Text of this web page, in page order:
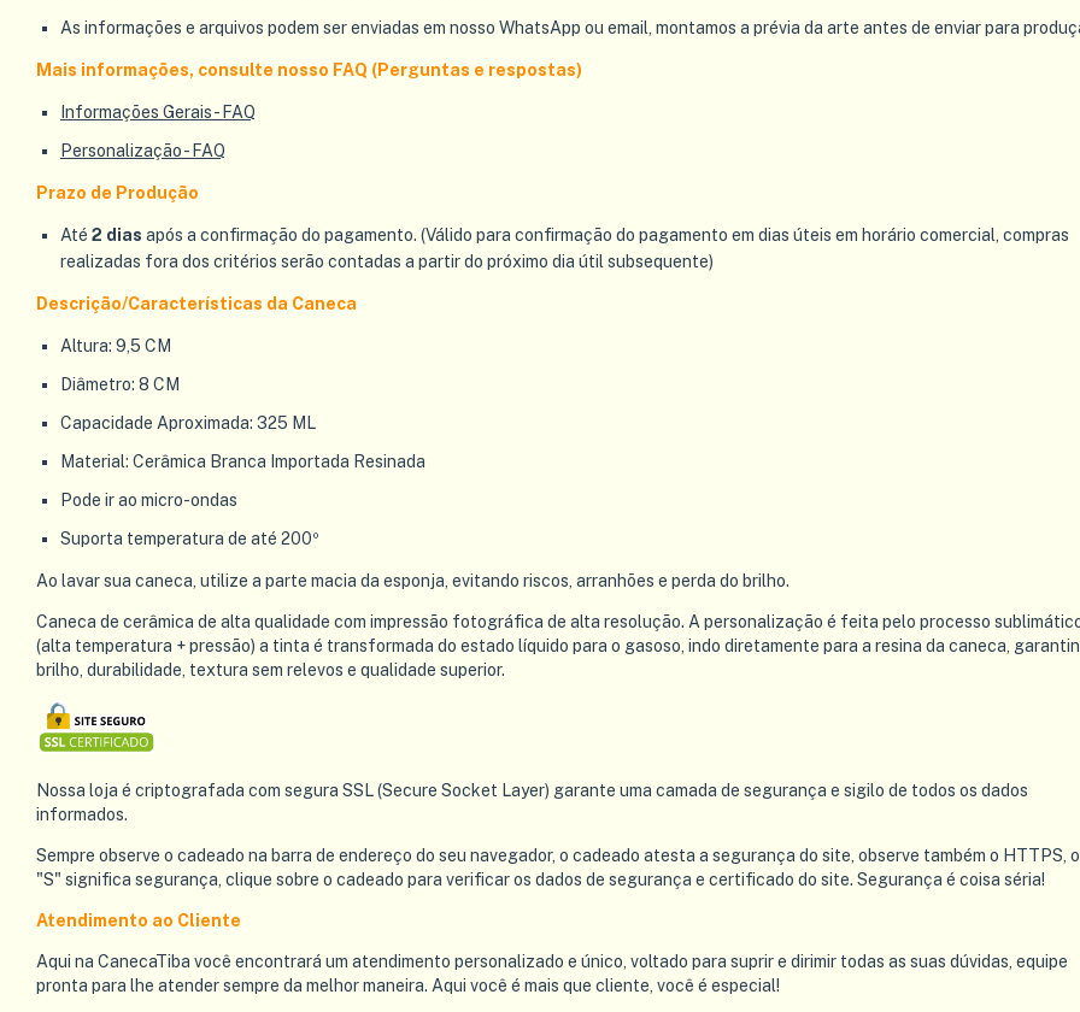
As informações e arquivos podem ser enviadas em nosso WhatsApp ou email, montamos a prévia da arte antes de enviar para
Mais informações, consulte nosso FAQ (Perguntas e respostas)
Informações Gerais - FAQ
Personalização - FAQ
Prazo de Produção
Até 2 dias após a confirmação do pagamento. (Válido para confirmação do pagamento em dias úteis em horário comercial, compras
realizadas fora dos critérios serão contadas a partir do próximo dia útil subsequente)
Descrição/Características da Caneca
Altura: 9,5 CM
Diâmetro: 8 CM
Capacidade Aproximada: 325 ML
Material: Cerâmica Branca Importada Resinada
Pode ir ao micro-ondas
Suporta temperatura de até 200º
Ao lavar sua caneca, utilize a parte macia da esponja, evitando riscos, arranhões e perda do brilho.
Caneca de cerâmica de alta qualidade com impressão fotográfica de alta resolução. A personalização é feita pelo processo
(alta temperatura + pressão) a tinta é transformada do estado líquido para o gasoso, indo diretamente para a resina da caneca,
brilho, durabilidade, textura sem relevos e qualidade superior.
Nossa loja é criptografada com segura SSL (Secure Socket Layer) garante uma camada de segurança e sigilo de todos os dados
informados.
Sempre observe o cadeado na barra de endereço do seu navegador, o cadeado atesta a segurança do site, observe também o HTTPS, o
"S" significa segurança, clique sobre o cadeado para verificar os dados de segurança e certificado do site. Segurança é coisa séria!
Atendimento ao Cliente
Aqui na CanecaTiba você encontrará um atendimento personalizado e único, voltado para suprir e dirimir todas as suas dúvidas, equipe
pronta para lhe atender sempre da melhor maneira. Aqui você é mais que cliente, você é especial!